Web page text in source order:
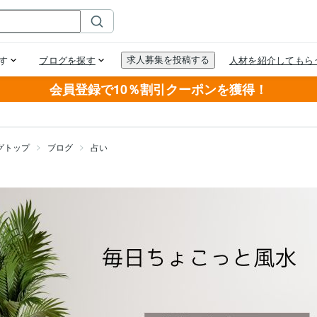
会員登録で10％割引クーポンを獲得！
トップ ブログ 占い